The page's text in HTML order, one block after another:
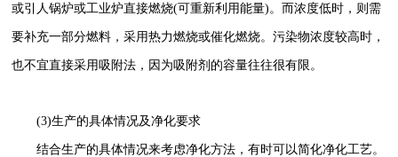
或引人锅炉或工业炉直接燃烧(可重新利用能量)。而浓度低时，则需
要补充一部分燃料，采用热力燃烧或催化燃烧。污染物浓度较高时，
也不宜直接采用吸附法，因为吸附剂的容量往往很有限。
(3)生产的具体情况及净化要求
结合生产的具体情况来考虑净化方法，有时可以简化净化工艺。